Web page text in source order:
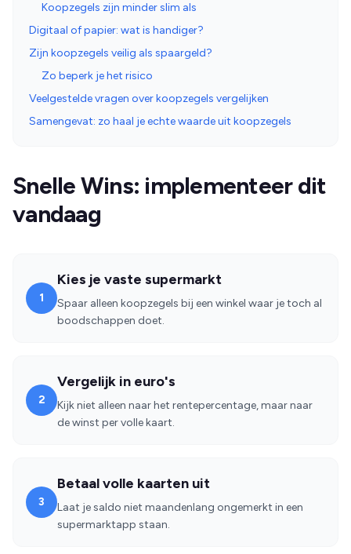
Koopzegels zijn minder slim als
Digitaal of papier: wat is handiger?
Zijn koopzegels veilig als spaargeld?
Zo beperk je het risico
Veelgestelde vragen over koopzegels vergelijken
Samengevat: zo haal je echte waarde uit koopzegels
Snelle Wins: implementeer dit
vandaag
1
Kies je vaste supermarkt
Spaar alleen koopzegels bij een winkel waar je toch al
boodschappen doet.
2
Vergelijk in euro's
Kijk niet alleen naar het rentepercentage, maar naar
de winst per volle kaart.
3
Betaal volle kaarten uit
Laat je saldo niet maandenlang ongemerkt in een
supermarktapp staan.